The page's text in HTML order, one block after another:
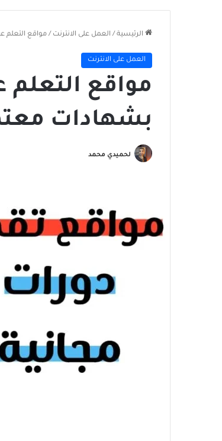
الرئيسية / العمل على الانترنت / مواقع التعلم
العمل على الانترنت
مواقع التعلم
بشهادات
لحميدي محمد